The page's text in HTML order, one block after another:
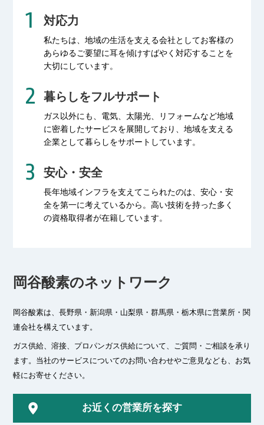
対応力
私たちは、地域の生活を支える会社としてお客様の
あらゆるご要望に耳を傾けすばやく対応することを
大切にしています。
暮らしをフルサポート
ガス以外にも、電気、太陽光、リフォームなど地域
に密着したサービスを展開しており、地域を支える
企業として暮らしをサポートしています。
安心・安全
長年地域インフラを支えてこられたのは、安心・安
全を第一に考えているから。高い技術を持った多く
の資格取得者が在籍しています。
岡谷酸素のネットワーク
岡谷酸素は、長野県・新潟県・山梨県・群馬県・栃木県に営業所・関
連会社を構えています。
ガス供給、溶接、プロパンガス供給について、ご質問・ご相談を承り
ます。 当社のサービスについてのお問い合わせやご意見なども、お気
軽にお寄せください。
お近くの営業所を探す